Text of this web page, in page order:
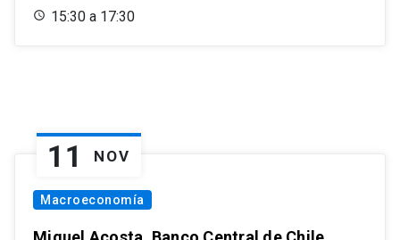
15:30 a 17:30
11 NOV
Macroeconomía